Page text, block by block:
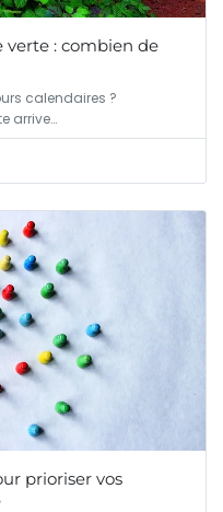
: combien de
calendaires ?
arrive…
prioriser vos